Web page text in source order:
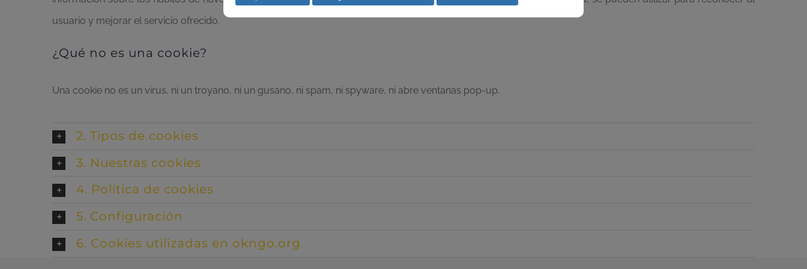
usuario y mejorar el servicio ofrecido.
¿Qué no es una cookie?
Una cookie no es un virus, ni un troyano, ni un gusano, ni spam, ni spyware, ni abre ventanas pop-up.
2. Tipos de cookies
3. Nuestras cookies
4. Política de cookies
5. Configuración
6. Cookies utilizadas en okngo.org